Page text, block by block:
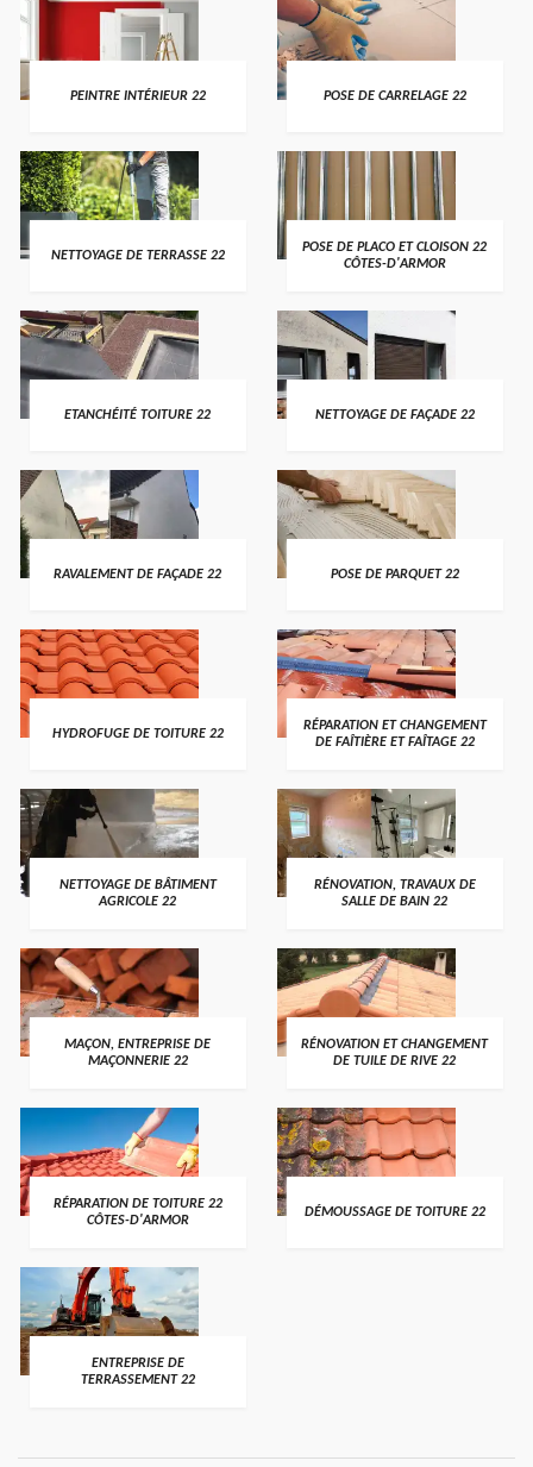
PEINTRE INTÉRIEUR 22 POSE DE CARRELAGE 22
NETTOYAGE DE TERRASSE 22
POSE DE PLACO ET CLOISON 22
CÔTES-D'ARMOR
ETANCHÉITÉ TOITURE 22 NETTOYAGE DE FAÇADE 22
RAVALEMENT DE FAÇADE 22 POSE DE PARQUET 22
HYDROFUGE DE TOITURE 22
RÉPARATION ET CHANGEMENT
DE FAÎTIÈRE ET FAÎTAGE 22
NETTOYAGE DE BÂTIMENT
AGRICOLE 22
RÉNOVATION, TRAVAUX DE
SALLE DE BAIN 22
MAÇON, ENTREPRISE DE
MAÇONNERIE 22
RÉNOVATION ET CHANGEMENT
DE TUILE DE RIVE 22
RÉPARATION DE TOITURE 22
CÔTES-D'ARMOR
DÉMOUSSAGE DE TOITURE 22
ENTREPRISE DE
TERRASSEMENT 22